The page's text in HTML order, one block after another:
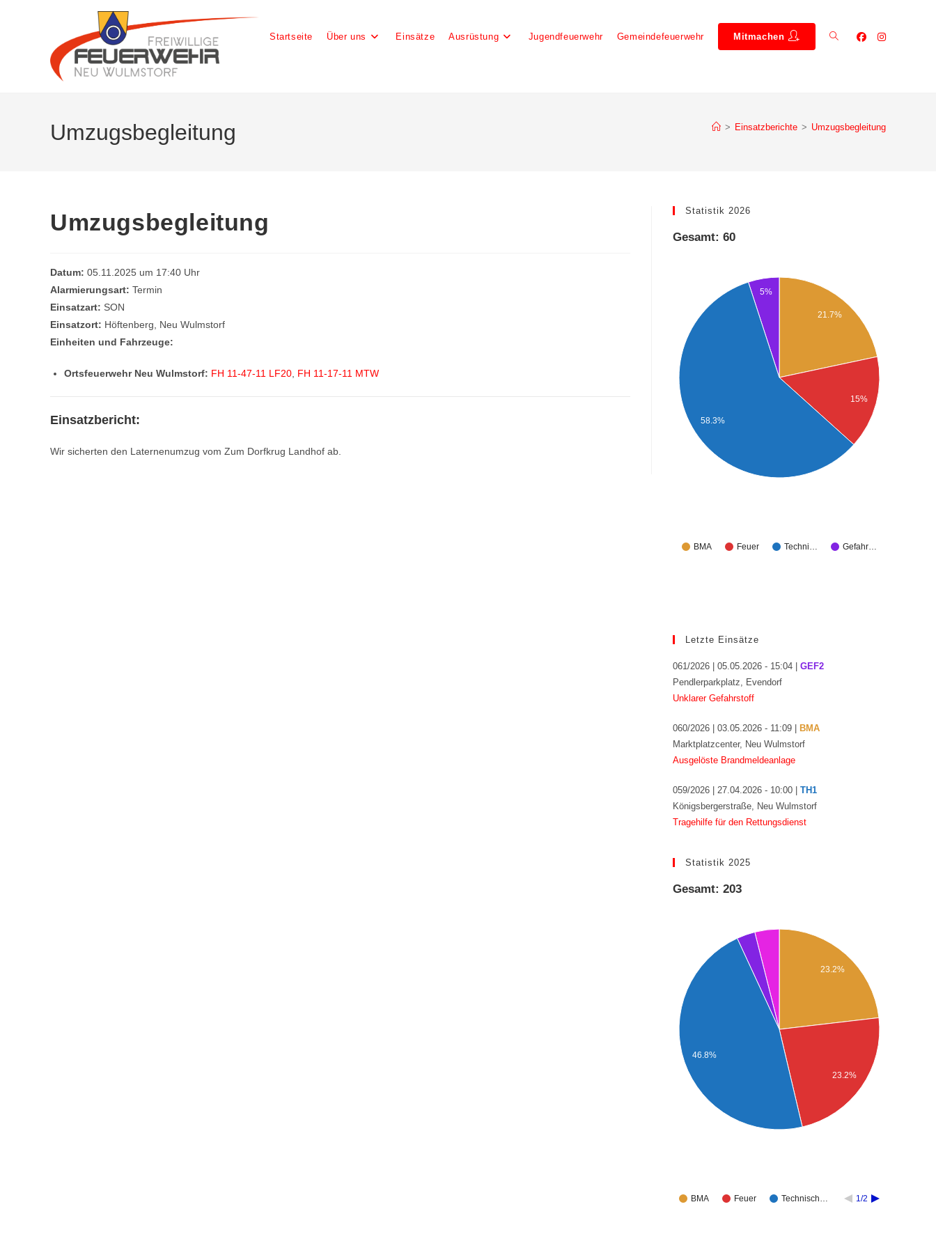
Startseite Über uns Einsätze Ausrüstung Jugendfeuerwehr Gemeindefeuerwehr Mitmachen
Umzugsbegleitung > Einsatzberichte > Umzugsbegleitung
Umzugsbegleitung
Datum: 05.11.2025 um 17:40 Uhr
Alarmierungsart: Termin
Einsatzart: SON
Einsatzort: Höftenberg, Neu Wulmstorf
Einheiten und Fahrzeuge:
Ortsfeuerwehr Neu Wulmstorf: FH 11-47-11 LF20 FH 11-17-11 MTW
Einsatzbericht:
Wir sicherten den Laternenumzug vom Zum Dorfkrug Landhof ab.
Statistik 2026
Gesamt: 60
BMA Feuer Techni… Gefahr…
21.7%
15%
5%
58.3%
Letzte Einsätze
061/2026 | 05.05.2026 - 15:04 | GEF2
Pendlerparkplatz, Evendorf
Unklarer Gefahrstoff
060/2026 | 03.05.2026 - 11:09 |
BMA
Marktplatzcenter, Neu Wulmstorf
Ausgelöste Brandmeldeanlage
059/2026 | 27.04.2026 - 10:00 | TH1
Königsbergerstraße, Neu Wulmstorf
Tragehilfe für den Rettungsdienst
Statistik 2025
Gesamt: 203
BMA Feuer Technisch… 1/2
23.2%
23.2%
46.8%